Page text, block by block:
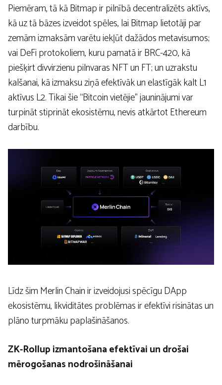
Piemēram, tā kā Bitmap ir pilnībā decentralizēts aktīvs,
kā uz tā bāzes izveidot spēles, lai Bitmap lietotāji par
zemām izmaksām varētu iekļūt dažādos metavisumos;
vai DeFi protokoliem, kuru pamatā ir BRC-420, kā
piešķirt divvirzienu pilnvaras NFT un FT; un uzrakstu
kalšanai, kā izmaksu ziņā efektīvāk un elastīgāk kalt L1
aktīvus L2. Tikai šie “Bitcoin vietējie” jauninājumi var
turpināt stiprināt ekosistēmu, nevis atkārtot Ethereum
darbību.
Līdz šim Merlin Chain ir izveidojusi spēcīgu DApp
ekosistēmu, likviditātes problēmas ir efektīvi risinātas un
plāno turpmāku paplašināšanos.
ZK-Rollup izmantošana efektīvai un drošai
mērogošanas nodrošināšanai